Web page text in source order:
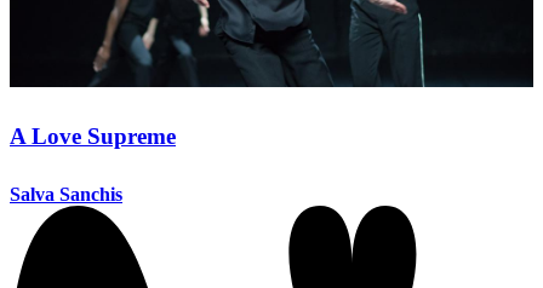
A Love Supreme
Salva Sanchis